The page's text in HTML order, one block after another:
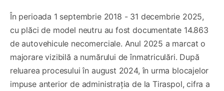
În perioada 1 septembrie 2018 - 31 decembrie 2025,
cu plăci de model neutru au fost documentate 14.863
de autovehicule necomerciale. Anul 2025 a marcat o
majorare vizibilă a numărului de înmatriculări. După
reluarea procesului în august 2024, în urma blocajelor
impuse anterior de administrația de la Tiraspol, cifra a